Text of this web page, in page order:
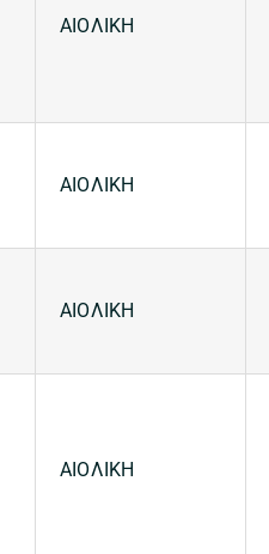
ΑΙΟΛΙΚΗ
ΑΙΟΛΙΚΗ
ΑΙΟΛΙΚΗ
ΑΙΟΛΙΚΗ